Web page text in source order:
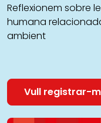
Reflexionem sobre
humana
ambient
Vull registrar-